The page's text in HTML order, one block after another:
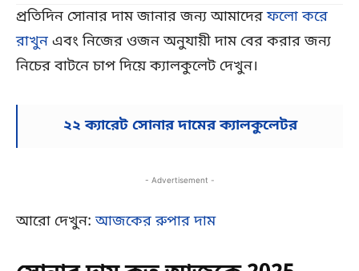
প্রতিদিন সোনার দাম জানার জন্য আমাদেরফলো করে
রাখুন এবং নিজের ওজন অনুযায়ী দাম বের করার জন্য
নিচের বাটনে চাপ দিয়ে ক্যালকুলেট দেখুন।
২২ ক্যারেট সোনার দামের ক্যালকুলেটর
- Advertisement -
আরো দেখুন:আজকের রুপার দাম